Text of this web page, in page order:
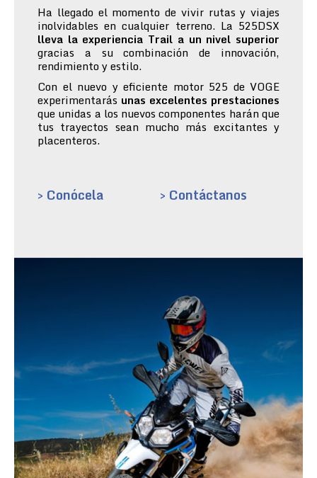
Ha llegado el momento de vivir rutas y viajes
inolvidables en cualquier terreno. La 525DSX
lleva la experiencia Trail a un nivel superior
gracias a su combinación de innovación,
rendimiento y estilo.
Con el nuevo y eficiente motor 525 de VOGE
experimentarás unas excelentes prestaciones
que unidas a los nuevos componentes harán que
tus trayectos sean mucho más excitantes y
placenteros.
> Conócela > Contáctanos